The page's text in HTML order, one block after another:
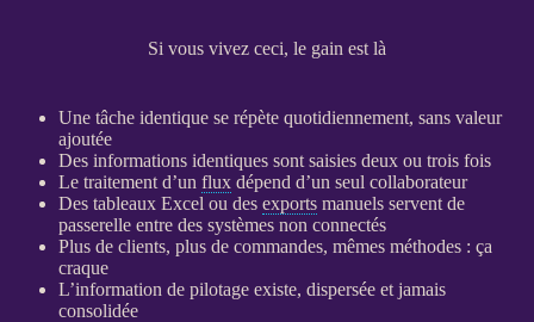
Si vous vivez ceci, le gain est là
Une tâche identique se répète quotidiennement, sans valeur
ajoutée
Des informations identiques sont saisies deux ou trois fois
Le traitement d’un fluxdépend d’un seul collaborateur
Des tableaux Excel ou des exportsmanuels servent de
passerelle entre des systèmes non connectés
Plus de clients, plus de commandes, mêmes méthodes : ça
craque
L’information de pilotageexiste, dispersée et jamais
consolidée